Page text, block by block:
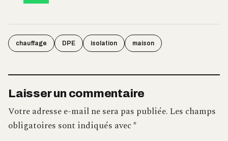
chauffage DPE isolation maison
Laisser un commentaire
Votre adresse e-mail ne sera pas publiée.Les champs
obligatoires sont indiqués avec*